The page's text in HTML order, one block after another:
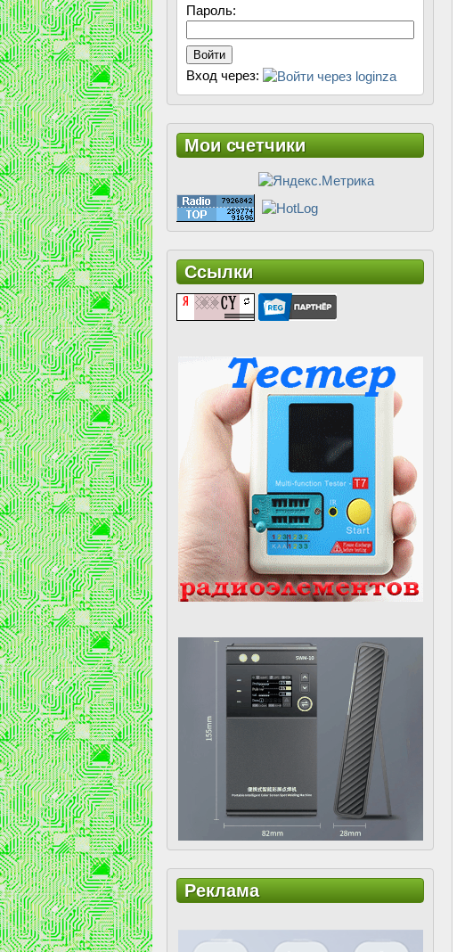
Пароль:
Войти
Вход через:
Мои счетчики
Ссылки
Реклама